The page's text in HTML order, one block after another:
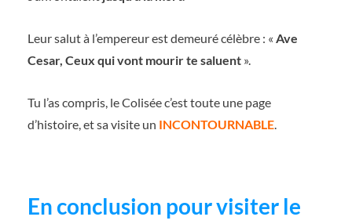
Leur salut à l’empereur est demeuré célèbre : « Ave
Cesar, Ceux qui vont mourir te saluent ».
Tu l’as compris, le Colisée c’est toute une page
d’histoire, et sa visite un INCONTOURNABLE.
En conclusion pour visiter le